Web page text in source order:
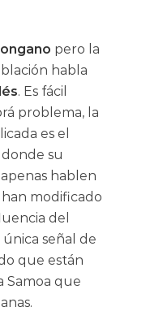
pero la
habla
. Es fácil
problema, la
es el
su
hablen
modificado
del
única señal de
que están
Samoa que